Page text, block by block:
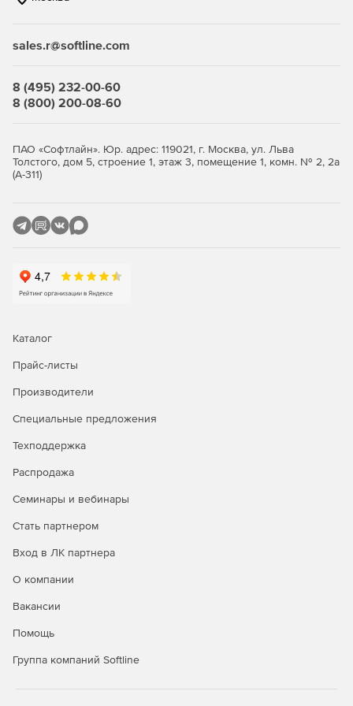
Программа предоставляет инструменты мониторинга
сетевой активности для выявления подозрительных
Расширенные возможности для
администраторов
подобные им задачи автоматизированы, чтобы
сэкономить вам время при развертывании новых систем
Сравнение версий Kaspersky
Security для бизнеса
Защита Windows,
Linux, Mac,
запуска
Windows
Защита
sales.r@softline.com
8 (495) 232-00-60
8 (800) 200-08-60
ПАО «Софтлайн». Юр. адрес: 119021, г. Москва, ул. Льва
Толстого, дом 5, строение 1, этаж 3, помещение 1, комн. № 2, 2а
(А-311)
Каталог
Прайс-листы
Производители
Специальные предложения
Техподдержка
Распродажа
Семинары и вебинары
Стать партнером
Вход в ЛК партнера
О компании
Вакансии
Помощь
Группа компаний Softline